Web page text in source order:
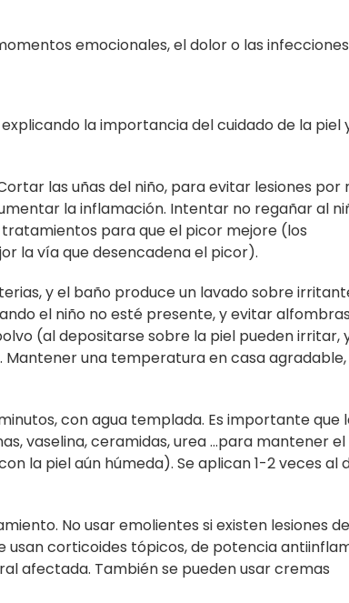
emocionales, el dolor o las
la importancia del cuidado de la piel
las uñas del niño, para evitar lesiones por
la inflamación. Intentar no regañar al
para que el picor mejore (los
la vía que desencadena el picor).
y el baño produce un lavado sobre
el niño no esté presente, y evitar
(al depositarse sobre la piel pueden irritar,
Mantener una temperatura en casa agradable,
con agua templada. Es importante que
vaselina, ceramidas, urea …para mantener el
la piel aún húmeda). Se aplican 1-2 veces al
No usar emolientes si existen lesiones de
usan corticoides tópicos, de potencia
afectada. También se pueden usar cremas